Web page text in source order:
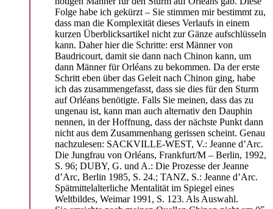
Folge habe ich gekürzt – Sie stimmen mir bestimmt zu,
dass man die Komplexität dieses Verlaufs in einem
kurzen Überblicksartikel nicht zur Gänze aufschlüsseln
kann. Daher hier die Schritte: erst Männer von
Baudricourt, damit sie dann nach Chinon kann, um
dann Männer für Orléans zu bekommen. Da der erste
Schritt eben über das Geleit nach Chinon ging, habe
ich das zusammengefasst, dass sie dies für den Sturm
auf Orléans benötigte. Falls Sie meinen, dass das zu
ungenau ist, kann man auch alternativ den Dauphin
nennen, in der Hoffnung, dass der nächste Punkt dann
nicht aus dem Zusammenhang gerissen scheint. Genau
nachzulesen: SACKVILLE-WEST, V.: Jeanne d’Arc.
Die Jungfrau von Orléans, Frankfurt/M – Berlin, 1992,
S. 96; DUBY, G. und A.: Die Prozesse der Jeanne
d’Arc, Berlin 1985, S. 24.; TANZ, S.: Jeanne d’Arc.
Spätmittelalterliche Mentalität im Spiegel eines
Weltbildes, Weimar 1991, S. 123. Als Auswahl.